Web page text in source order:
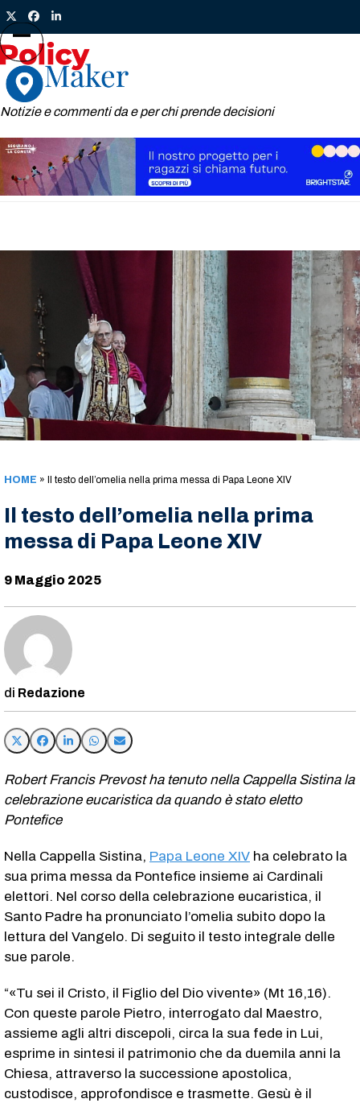
Skip
to
content
TwitterFacebook
LinkedIn
Notizie e commenti da e per chi prende decisioni
Open
mobile
menu
Close
mobile
menu
HOME » Il testo dell’omelia nella prima messa di Papa Leone XIV
Il testo dell’omelia nella prima
messa di Papa Leone XIV
9 Maggio 2025
Redazione
Robert Francis Prevost ha tenuto nella Cappella Sistina la
celebrazione eucaristica da quando è stato eletto
Pontefice
Nella Cappella Sistina, Papa Leone XIV ha celebrato la
sua prima messa da Pontefice insieme ai Cardinali
elettori. Nel corso della celebrazione eucaristica, il
Santo Padre ha pronunciato l’omelia subito dopo la
lettura del Vangelo. Di seguito il testo integrale delle
sue parole.
“«Tu sei il Cristo, il Figlio del Dio vivente» (Mt 16,16).
Con queste parole Pietro, interrogato dal Maestro,
assieme agli altri discepoli, circa la sua fede in Lui,
esprime in sintesi il patrimonio che da duemila anni la
Chiesa, attraverso la successione apostolica,
custodisce, approfondisce e trasmette. Gesù è il